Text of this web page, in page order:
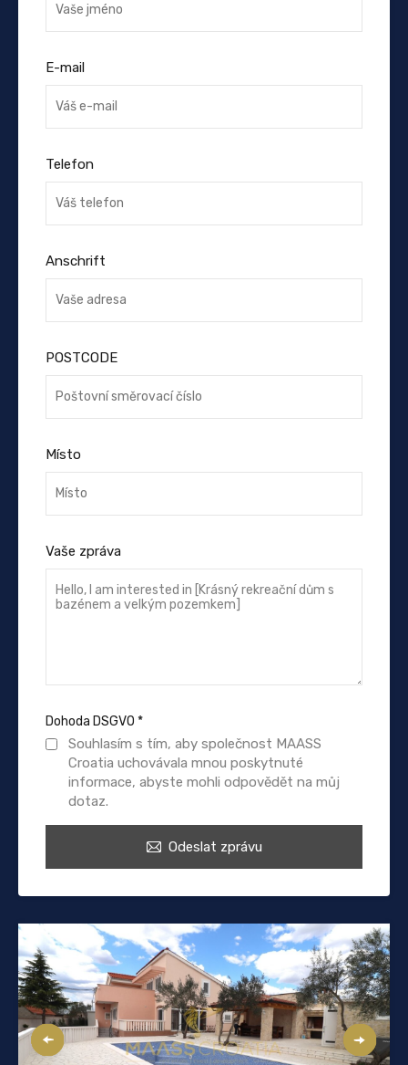
E-mail
Telefon
Anschrift
POSTCODE
Místo
Vaše zpráva
Dohoda DSGVO *
Souhlasím s tím, aby společnost MAASS
Croatia uchovávala mnou poskytnuté
informace, abyste mohli odpovědět na můj
dotaz.
Odeslat zprávu